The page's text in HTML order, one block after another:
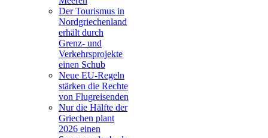
Der Tourismus in
Nordgriechenland
erhält durch
Grenz- und
Verkehrsprojekte
einen Schub
Neue EU-Regeln
stärken die Rechte
von Flugreisenden
Nur die Hälfte der
Griechen plant
2026 einen